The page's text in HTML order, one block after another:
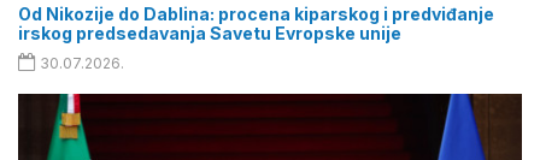
Od Nikozije do Dablina: procena kiparskog i predviđanje
irskog predsedavanja Savetu Evropske unije
30.07.2026.